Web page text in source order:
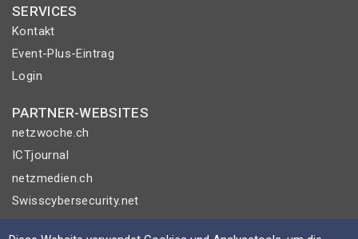
SERVICES
Kontakt
Event-Plus-Eintrag
Login
PARTNER-WEBSITES
netzwoche.ch
ICTjournal
netzmedien.ch
Swisscybersecurity.net